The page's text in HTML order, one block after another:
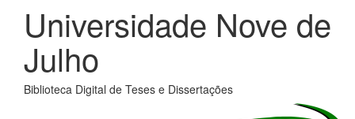
Universidade Nove de
Julho
Biblioteca Digital de Teses e Dissertações